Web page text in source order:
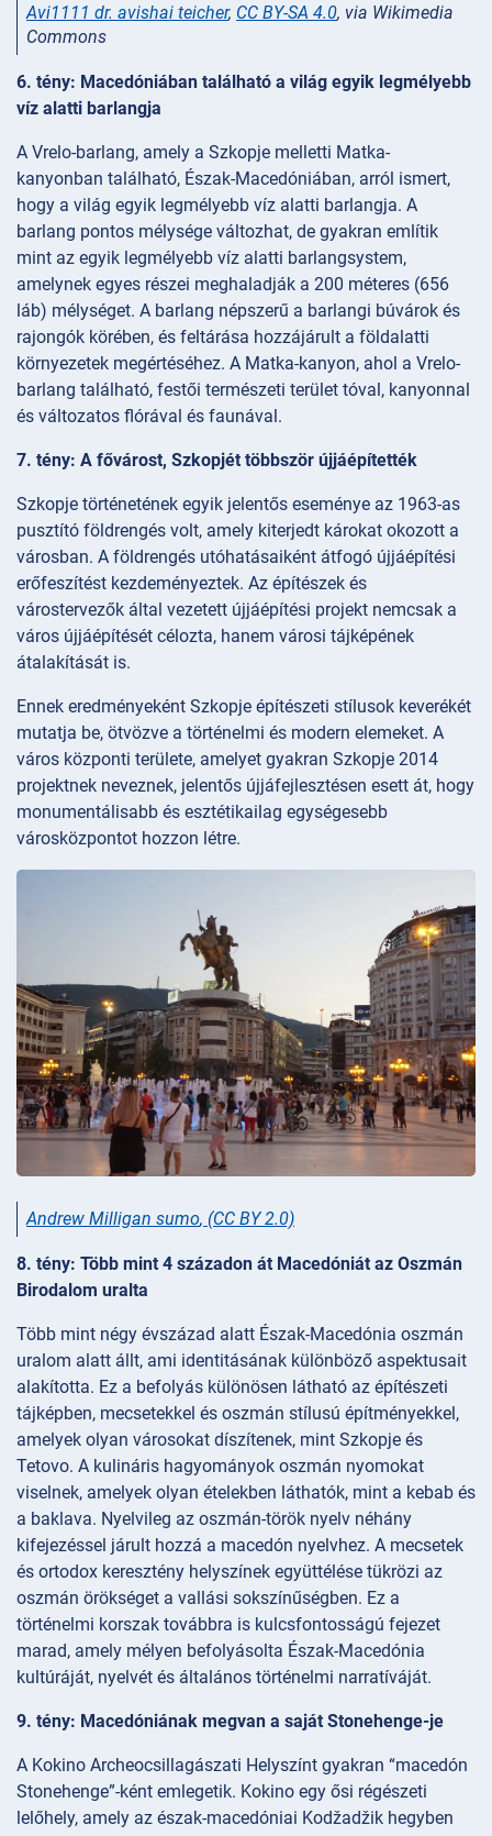
Avi1111 dr. avishai teicher, CC BY-SA 4.0, via Wikimedia
Commons
6. tény: Macedóniában található a világ egyik legmélyebb
víz alatti barlangja
A Vrelo-barlang, amely a Szkopje melletti Matka-
kanyonban található, Észak-Macedóniában, arról ismert,
hogy a világ egyik legmélyebb víz alatti barlangja. A
barlang pontos mélysége változhat, de gyakran említik
mint az egyik legmélyebb víz alatti barlangsystem,
amelynek egyes részei meghaladják a 200 méteres (656
láb) mélységet. A barlang népszerű a barlangi búvárok és
rajongók körében, és feltárása hozzájárult a földalatti
környezetek megértéséhez. A Matka-kanyon, ahol a Vrelo-
barlang található, festői természeti terület tóval, kanyonnal
és változatos flórával és faunával.
7. tény: A fővárost, Szkopjét többször újjáépítették
Szkopje történetének egyik jelentős eseménye az 1963-as
pusztító földrengés volt, amely kiterjedt károkat okozott a
városban. A földrengés utóhatásaiként átfogó újjáépítési
erőfeszítést kezdeményeztek. Az építészek és
várostervezők által vezetett újjáépítési projekt nemcsak a
város újjáépítését célozta, hanem városi tájképének
átalakítását is.
Ennek eredményeként Szkopje építészeti stílusok keverékét
mutatja be, ötvözve a történelmi és modern elemeket. A
város központi területe, amelyet gyakran Szkopje 2014
projektnek neveznek, jelentős újjáfejlesztésen esett át, hogy
monumentálisabb és esztétikailag egységesebb
városközpontot hozzon létre.
Andrew Milligan sumo, (CC BY 2.0)
8. tény: Több mint 4 századon át Macedóniát az Oszmán
Birodalom uralta
Több mint négy évszázad alatt Észak-Macedónia oszmán
uralom alatt állt, ami identitásának különböző aspektusait
alakította. Ez a befolyás különösen látható az építészeti
tájképben, mecsetekkel és oszmán stílusú építményekkel,
amelyek olyan városokat díszítenek, mint Szkopje és
Tetovo. A kulináris hagyományok oszmán nyomokat
viselnek, amelyek olyan ételekben láthatók, mint a kebab és
a baklava. Nyelvileg az oszmán-török nyelv néhány
kifejezéssel járult hozzá a macedón nyelvhez. A mecsetek
és ortodox keresztény helyszínek együttélése tükrözi az
oszmán örökséget a vallási sokszínűségben. Ez a
történelmi korszak továbbra is kulcsfontosságú fejezet
marad, amely mélyen befolyásolta Észak-Macedónia
kultúráját, nyelvét és általános történelmi narratíváját.
9. tény: Macedóniának megvan a saját Stonehenge-je
A Kokino Archeocsillagászati Helyszínt gyakran “macedón
Stonehenge”-ként emlegetik. Kokino egy ősi régészeti
lelőhely, amely az észak-macedóniai Kodžadžik hegyben